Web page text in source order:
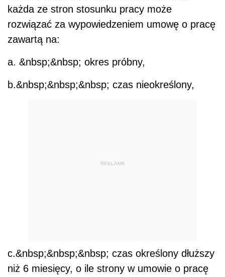
każda ze stron stosunku pracy może
rozwiązać za wypowiedzeniem umowę o pracę
zawartą na:
a. &nbsp;&nbsp; okres próbny,
b.&nbsp;&nbsp;&nbsp; czas nieokreślony,
REKLAMA
c.&nbsp;&nbsp;&nbsp; czas określony dłuższy
niż 6 miesięcy, o ile strony w umowie o pracę